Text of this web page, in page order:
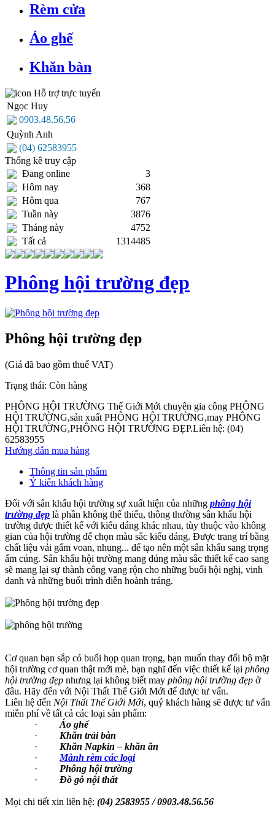
Rèm cửa
Áo ghế
Khăn bàn
Hỗ trợ trực tuyến
Ngọc Huy
0903.48.56.56
Quỳnh Anh
(04) 62583955
Thống kê truy cập
Đang online
3
Hôm nay
368
Hôm qua
767
Tuần này
3876
Tháng này
4752
Tất cả
1314485
Phông hội trường đẹp
Phông hội trường đẹp
(Giá đã bao gồm thuế VAT)
Trạng thái: Còn hàng
PHÔNG HỘI TRƯỜNG Thế Giới Mới chuyên gia công PHÔNG
HỘI TRƯỜNG,sản xuất PHÔNG HỘI TRƯỜNG,may PHÔNG
HỘI TRƯỜNG,PHÔNG HỘI TRƯỜNG ĐẸP.Liên hệ: (04)
62583955
Hướng dẫn mua hàng
Thông tin sản phẩm
Ý kiến khách hàng
Đối với sân khấu hội trường sự xuất hiện của những phông hội
trường đẹp là phần không thể thiếu, thông thường sân khấu hội
trường được thiết kế với kiểu dáng khác nhau, tùy thuộc vào không
gian của hội trường để chọn màu sắc kiểu dáng. Được trang trí bằng
chất liệu vải gấm voan, nhung... để tạo nên một sân khấu sang trọng
ấm cúng. Sân khấu hội trường mang đúng màu sắc thiết kế cao sang
sẽ mang lại sự thành công vang rộn cho những buổi hội nghị, vinh
danh và những buổi trình diễn hoành tráng.
Cơ quan bạn sắp có buổi họp quan trọng, bạn muốn thay đổi bộ mặt
hội trường cơ quan thật mới mẻ, bạn nghĩ đến việc thiết kế lại phông
hội trường đẹp nhưng lại không biết may phông hội trường đẹp ở
đâu. Hãy đến với Nội Thất Thế Giới Mới để được tư vấn.
Liên hệ đến Nội Thất Thế Giới Mới, quý khách hàng sẽ được tư vấn
miễn phí về tất cả các loại sản phẩm:
· Áo ghế
· Khăn trải bàn
· Khăn Napkin – khăn ăn
· Mành rèm các loại
· Phông hội trường
· Đồ gỗ nội thất
Mọi chi tiết xin liên hệ: (04) 2583955 / 0903.48.56.56